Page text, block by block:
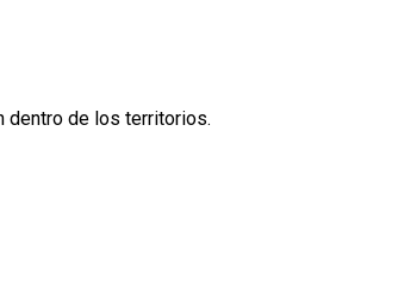
dentro de los territorios.